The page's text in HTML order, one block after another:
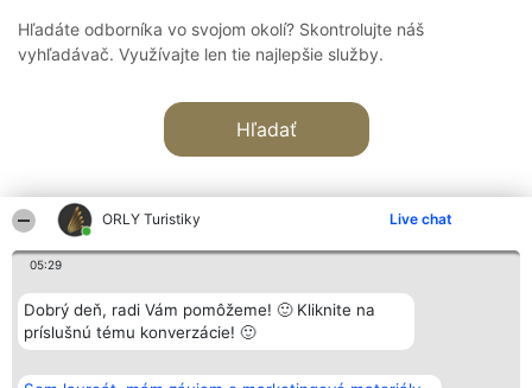
ORLY Turistiky Live chat
05:29
Dobrý deň, radi Vám pomôžeme! 🙂 Kliknite na
príslušnú tému konverzácie! 🙂
Hľadáte odborníka vo svojom okolí? Skontrolujte náš
vyhľadávač. Využívajte len tie najlepšie služby.
Hľadať
Organizátor hodnotenia
Bright Side Solutions sp. z o.
o. sp. k.
Wrocław 50-079
Hodnotenie
Laureáti
Lista
Laureatów
Kontakt
Kontakt